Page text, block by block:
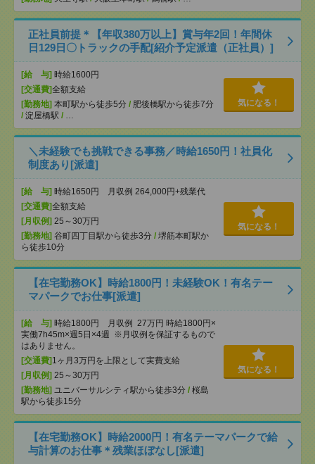
正社員前提＊【年収380万以上】賞与年2回！年間休
日129日〇トラックの手配[紹介予定派遣（正社員）]
[給 与] 時給1600円
[交通費]全額支給
[勤務地] 本町駅から徒歩5分 / 肥後橋駅から徒歩7分
/ 淀屋橋駅 / …
気になる！
＼未経験でも挑戦できる事務／時給1650円！社員化
制度あり[派遣]
[給 与] 時給1650円 月収例 264,000円+残業代
[交通費]全額支給
[月収例] 25～30万円
[勤務地] 谷町四丁目駅から徒歩3分 / 堺筋本町駅か
ら徒歩10分
気になる！
【在宅勤務OK】時給1800円！未経験OK！有名テー
マパークでお仕事[派遣]
[給 与] 時給1800円 月収例 27万円 時給1800円×
実働7h45m×週5日×4週 ※月収例を保証するもので
はありません。
[交通費] 1ヶ月3万円を上限として実費支給
[月収例] 25～30万円
[勤務地] ユニバーサルシティ駅から徒歩3分 / 桜島
駅から徒歩15分
気になる！
【在宅勤務OK】時給2000円！有名テーマパークで給
与計算のお仕事＊残業ほぼなし[派遣]